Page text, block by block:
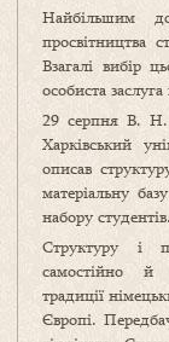
Найбільшим
просвітництва
Взагалі вибір
особиста
29 серпня В. Н.
Харківський
описав
матеріальну
набору студентів.
Структуру і
самостійно й
традиції
Європі.